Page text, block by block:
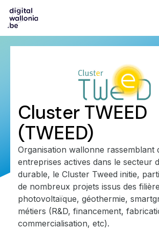
Cluster TWEED
(TWEED)
Organisation wallonne rassemblant
entreprises actives dans le secteur
durable, le Cluster Tweed initie,
de nombreux projets issus des
photovoltaïque, géothermie,
métiers (R&D, financement,
commercialisation, etc).